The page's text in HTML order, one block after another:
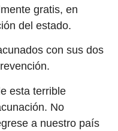
gratis, en
del estado.
con sus dos
esta terrible
No
a nuestro país